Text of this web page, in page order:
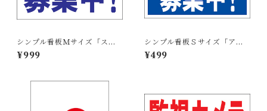
シンプル看板Ｍサイズ「スタ
ッフ募集中」【工場・現場】
屋外可
¥999
シンプル看板Ｓサイズ「アル
バイト募集中」【工場・現
場】屋外可
¥499